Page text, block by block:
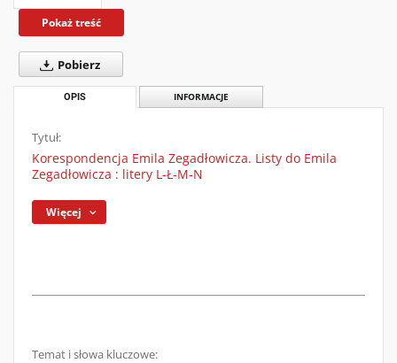
Pokaż treść
Pobierz
OPIS INFORMACJE
Tytuł:
Korespondencja Emila Zegadłowicza. Listy do Emila
Zegadłowicza : litery L-Ł-M-N
Więcej
Temat i słowa kluczowe: